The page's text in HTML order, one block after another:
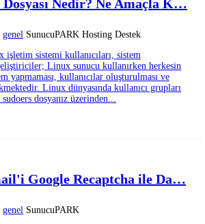
Dosyası Nedir? Ne Amaçla K…
genel SunucuPARK Hosting Destek
sistemi kullanıcıları, sistem
Linux sunucu kullanırken herkesin
yapmaması, kullanıcılar oluşturulması ve
Linux dünyasında kullanıcı grupları
dosyanız üzerinden...
Google Recaptcha ile Da…
genel SunucuPARK